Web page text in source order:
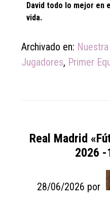
David todo lo mejor en
vida.
Archivado en:
Jugadores, Primer
Real Madrid
2026 -
28/06/2026 por